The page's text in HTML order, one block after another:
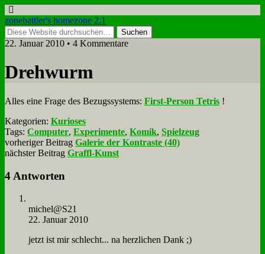
zonebattler's homezone 2.1
22. Januar 2010 • 4 Kommentare
Dreh­wurm
Al­les ei­ne Fra­ge des Be­zugs­sy­stems: First-Per­son Te­tris !
Kategorien: Kurioses
Tags: Computer, Experimente, Komik, Spielzeug
vorheriger Beitrag Galerie der Kontraste (40)
nächster Beitrag Graffl-Kunst
4 Antworten
michel@S21
22. Januar 2010
jetzt ist mir schlecht... na herz­li­chen Dank ;)